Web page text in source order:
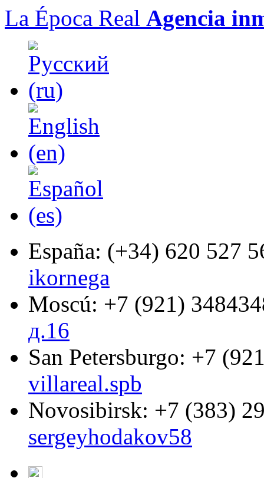
La Época Real Agencia
España: (+34) 620 527
ikornega
Moscú: +7 (921)
д.16
San Petersburgo: +7
villareal.spb
Novosibirsk: +7 (383)
sergeyhodakov58